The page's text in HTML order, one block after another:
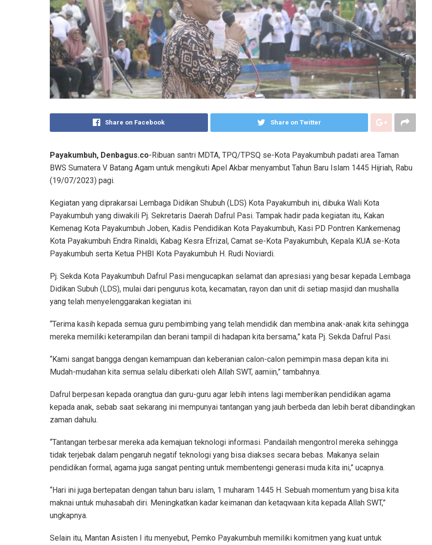
Share on Facebook Share on Twitter
Payakumbuh, Denbagus.co-Ribuan santri MDTA, TPQ/TPSQ se-Kota Payakumbuh padati area Taman
BWS Sumatera V Batang Agam untuk mengikuti Apel Akbar menyambut Tahun Baru Islam 1445 Hijriah, Rabu
(19/07/2023) pagi.
Kegiatan yang diprakarsai Lembaga Didikan Shubuh (LDS) Kota Payakumbuh ini, dibuka Wali Kota
Payakumbuh yang diwakili Pj. Sekretaris Daerah Dafrul Pasi. Tampak hadir pada kegiatan itu, Kakan
Kemenag Kota Payakumbuh Joben, Kadis Pendidikan Kota Payakumbuh, Kasi PD Pontren Kankemenag
Kota Payakumbuh Endra Rinaldi, Kabag Kesra Efrizal, Camat se-Kota Payakumbuh, Kepala KUA se-Kota
Payakumbuh serta Ketua PHBI Kota Payakumbuh H. Rudi Noviardi.
Pj. Sekda Kota Payakumbuh Dafrul Pasi mengucapkan selamat dan apresiasi yang besar kepada Lembaga
Didikan Subuh (LDS), mulai dari pengurus kota, kecamatan, rayon dan unit di setiap masjid dan mushalla
yang telah menyelenggarakan kegiatan ini.
“Terima kasih kepada semua guru pembimbing yang telah mendidik dan membina anak-anak kita sehingga
mereka memiliki keterampilan dan berani tampil di hadapan kita bersama,” kata Pj. Sekda Dafrul Pasi.
“Kami sangat bangga dengan kemampuan dan keberanian calon-calon pemimpin masa depan kita ini.
Mudah-mudahan kita semua selalu diberkati oleh Allah SWT, aamiin,” tambahnya.
Dafrul berpesan kepada orangtua dan guru-guru agar lebih intens lagi memberikan pendidikan agama
kepada anak, sebab saat sekarang ini mempunyai tantangan yang jauh berbeda dan lebih berat dibandingkan
zaman dahulu.
“Tantangan terbesar mereka ada kemajuan teknologi informasi. Pandailah mengontrol mereka sehingga
tidak terjebak dalam pengaruh negatif teknologi yang bisa diakses secara bebas. Makanya selain
pendidikan formal, agama juga sangat penting untuk membentengi generasi muda kita ini,” ucapnya.
“Hari ini juga bertepatan dengan tahun baru islam, 1 muharam 1445 H. Sebuah momentum yang bisa kita
maknai untuk muhasabah diri. Meningkatkan kadar keimanan dan ketaqwaan kita kepada Allah SWT,”
ungkapnya.
Selain itu, Mantan Asisten I itu menyebut, Pemko Payakumbuh memiliki komitmen yang kuat untuk